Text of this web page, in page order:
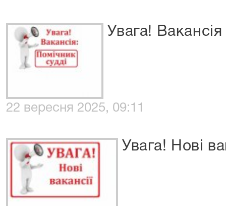
Увага!
22 вересня 2025, 09:11
Увага! Нові